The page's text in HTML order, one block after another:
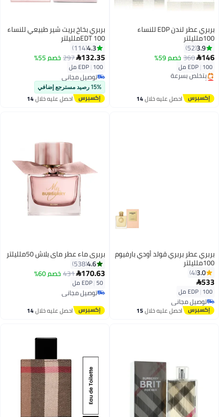
بربري عطر لندن EDP للنساء
100ملليلتر
3.9
52
146
360 خصم 59%
EDP|100 مل
أقل سعر في 30 يوم
توصيل مجاني
بتخلّص بسرعة
أقل سعر في 30 يوماحصل عليه خلال14
بربري بخاخ بريت شير طبيعي للنساء
EDT 100ملليلتر
4.3
114
132.35
297 خصم 55%
EDP|100 مل
توصيل مجاني
توصيل مجاني
15% رصيد مسترجع إضافي
احصل عليه خلال14
بربري عطر بربري قولد أودي بارفيوم
100ملليلتر
3.0
4
533
EDP|100 مل
توصيل مجاني
توصيل مجانياحصل عليه خلال15
بربري ماء عطر ماي بلاش 50ملليلتر
4.6
538
170.63
431 خصم 60%
EDP|50 مل
توصيل مجاني
توصيل مجاني
احصل عليه خلال14